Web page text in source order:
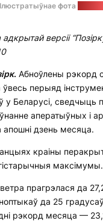
Ілюстратыўнае фота
версіі
. Абноўлены рэкорд
перыяд
у Беларусі, сведчыць
аператыўных і
апошні дзень месяца.
краіны
максімумы.
прагрэлася да
да 25
рэкорд месяца —